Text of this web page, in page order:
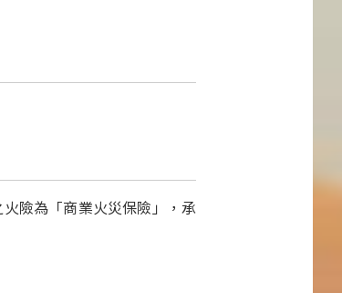
險為「商業火災保險」，承